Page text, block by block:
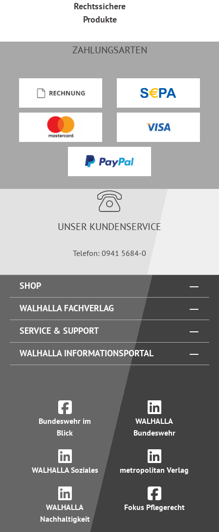
Rechtssichere
Produkte
ZAHLUNGSARTEN
UNSER KUNDENSERVICE
Telefon: 0941 5684-0
SHOP
WALHALLA FACHVERLAG
SERVICE & SUPPORT
WALHALLA INFORMATIONSPORTAL
Bundeswehr im
Blick
WALHALLA
Bundeswehr
WALHALLA Soziales metropolitan Verlag
WALHALLA
Nachhaltigkeit
Fokus Pflegerecht